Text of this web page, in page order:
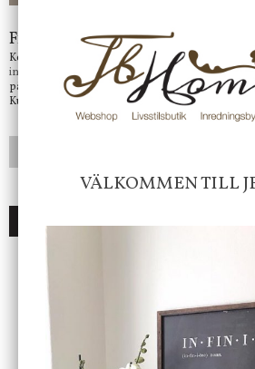
Frågor?
Kontakta oss på
info@jbhome.se
Vi svarar
på mail så fort vi kan.
Kundtjänst telefontid öppet vardagar mellan 10.00
DU KANSKE OCKSÅ ÄR
VÄLKOMMEN TILL